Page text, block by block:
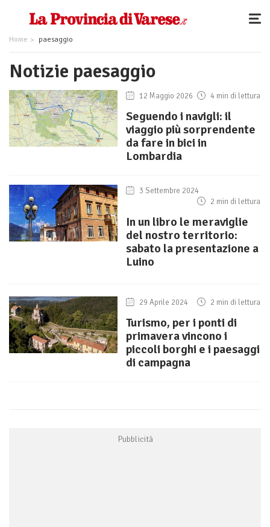
Home paesaggio
Notizie paesaggio
12 Maggio 2026 4 min di lettura
Seguendo i navigli: il
viaggio più sorprendente
da fare in bici in
Lombardia
3 Settembre 2024
2 min di lettura
In un libro le meraviglie
del nostro territorio:
sabato la presentazione a
Luino
29 Aprile 2024 2 min di lettura
Turismo, per i ponti di
primavera vincono i
piccoli borghi e i paesaggi
di campagna